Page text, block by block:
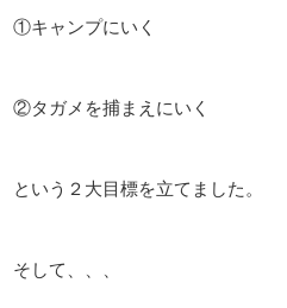
①キャンプにいく
②タガメを捕まえにいく
という２大目標を立てました。
そして、、、